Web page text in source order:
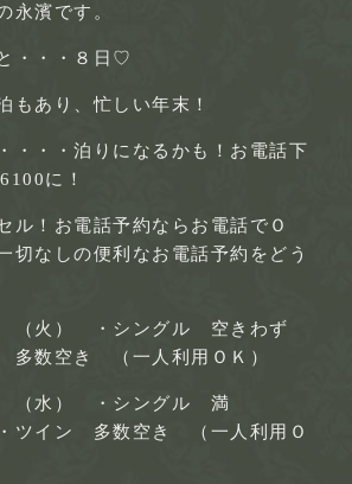
永濱です。
・・・８日♡
もあり、忙しい年末！
・・・泊りになるかも！お電話下
に！
ル！お電話予約ならお電話でＯ
切なしの便利なお電話予約をどう
火） ・シングル 空きわず
数空き （一人利用ＯＫ）
（水） ・シングル 満
多数空き （一人利用Ｏ